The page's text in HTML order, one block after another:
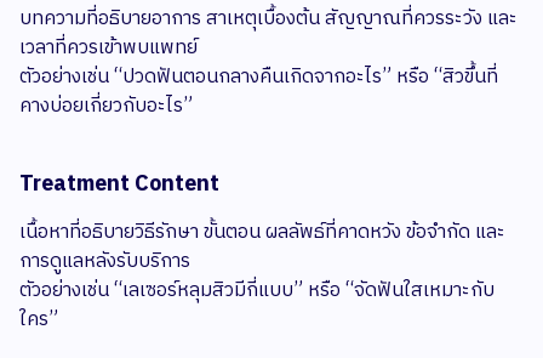
บทความที่อธิบายอาการ สาเหตุเบื้องต้น สัญญาณที่ควรระวัง และ
เวลาที่ควรเข้าพบแพทย์
ตัวอย่างเช่น “ปวดฟันตอนกลางคืนเกิดจากอะไร” หรือ “สิวขึ้นที่
คางบ่อยเกี่ยวกับอะไร”
Treatment Content
เนื้อหาที่อธิบายวิธีรักษา ขั้นตอน ผลลัพธ์ที่คาดหวัง ข้อจำกัด และ
การดูแลหลังรับบริการ
ตัวอย่างเช่น “เลเซอร์หลุมสิวมีกี่แบบ” หรือ “จัดฟันใสเหมาะกับ
ใคร”